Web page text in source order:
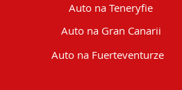
Auto na Teneryfie
Auto na Gran Canarii
Auto na Fuerteventurze